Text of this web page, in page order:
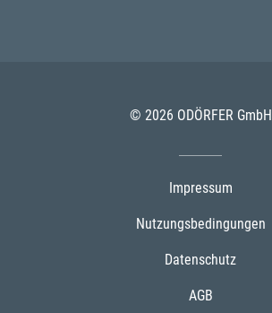
© 2026 ODÖRFER GmbH
Impressum
Nutzungsbedingungen
Datenschutz
AGB